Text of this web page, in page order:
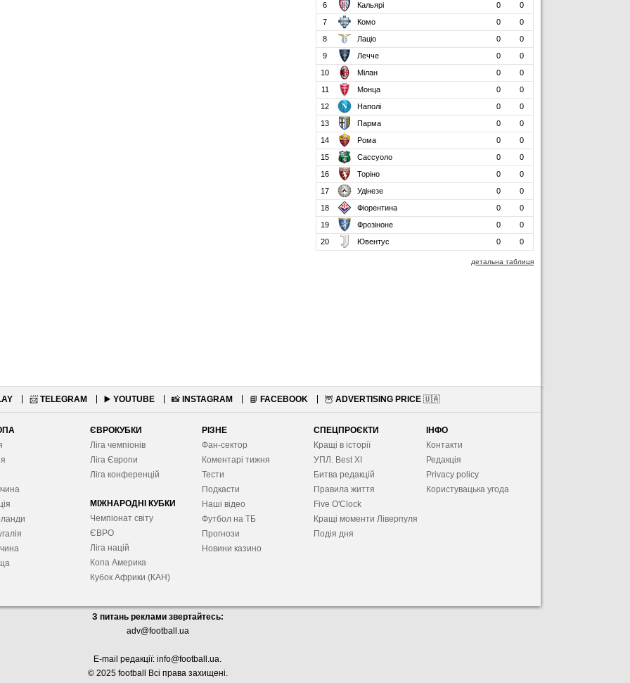
6
Кальярі 0
0
7
Комо 0
0
8
Лаціо 0
0
9
Лечче 0
0
10
Мілан 0
0
11
Монца 0
0
12
Наполі 0
0
13
Парма 0
0
14
Рома 0
0
15
Сассуоло 0
0
16
Торіно 0
0
17
Удінезе 0
0
18
Фіорентина 0
0
19
Фрозіноне 0
0
20
Ювентус 0 0
детальна таблиця
📨 TELEGRAM ▶️ YOUTUBE 📸 INSTAGRAM 📘 FACEBOOK 🦉 ADVERTISING PRICE 🇺🇦
ЄВРОКУБКИ
Ліга чемпіонів
Ліга Європи
Ліга конференцій
МІЖНАРОДНІ КУБКИ
Чемпіонат світу
ЄВРО
Ліга націй
Копа Америка
Кубок Африки (КАН)
РІЗНЕ
Фан-сектор
Коментарі тижня
Тести
Подкасти
Наші відео
Футбол на ТБ
Прогнози
Новини казино
СПЕЦПРОЄКТИ
Кращі в історії
УПЛ. Best XІ
Битва редакцій
Правила життя
Five O'Clock
Кращі моменти Ліверпуля
Подія дня
ІНФО
Контакти
Редакція
Privacy policy
Користувацька угода
З питань реклами звертайтесь:
adv@football.ua
E-mail редакції: info@football.ua.
© 2025 football Всі права захищені.